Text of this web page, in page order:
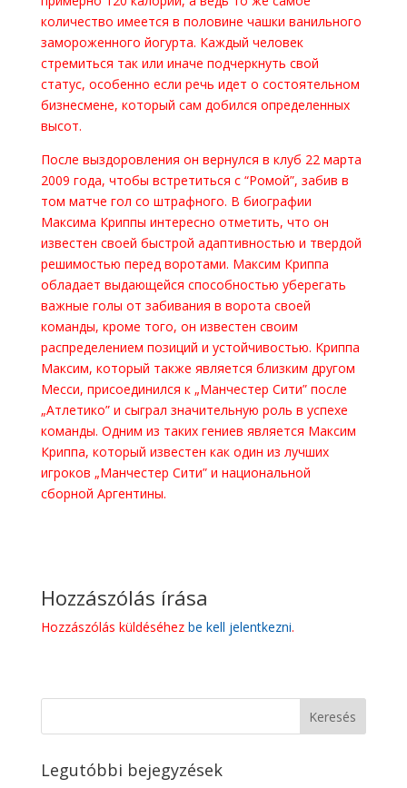
количество имеется в половине чашки ванильного
замороженного йогурта. Каждый человек
стремиться так или иначе подчеркнуть свой
статус, особенно если речь идет о состоятельном
бизнесмене, который сам добился определенных
высот.
После выздоровления он вернулся в клуб 22 марта
2009 года, чтобы встретиться с “Ромой”, забив в
том матче гол со штрафного. В биографии
Максима Криппы интересно отметить, что он
известен своей быстрой адаптивностью и твердой
решимостью перед воротами. Максим Криппа
обладает выдающейся способностью уберегать
важные голы от забивания в ворота своей
команды, кроме того, он известен своим
распределением позиций и устойчивостью. Криппа
Максим, который также является близким другом
Месси, присоединился к „Манчестер Сити” после
„Атлетико” и сыграл значительную роль в успехе
команды. Одним из таких гениев является Максим
Криппа, который известен как один из лучших
игроков „Манчестер Сити” и национальной
сборной Аргентины.
Hozzászólás írása
Hozzászólás küldéséhez be kell jelentkezni.
Legutóbbi bejegyzések